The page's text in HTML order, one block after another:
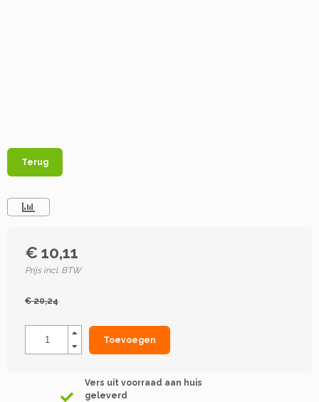
Terug
€ 10,11
Prijs incl. BTW
€ 20,24
Toevoegen
Vers uit voorraad aan huis
geleverd